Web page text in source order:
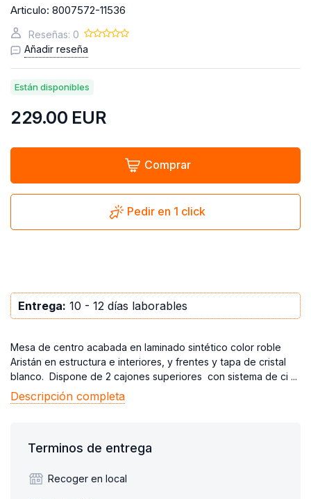
Articulo: 8007572-11536
Reseñas: 0
Añadir reseña
Están disponibles
229.00 EUR
Comprar
Pedir en 1 click
Entrega: 10 - 12 días laborables
Mesa de centro acabada en laminado sintético color roble
Aristán en estructura e interiores, y frentes y tapa de cristal
blanco. Dispone de 2 cajones superiores con sistema de ci ...
Descripción completa
Terminos de entrega
Recoger en local